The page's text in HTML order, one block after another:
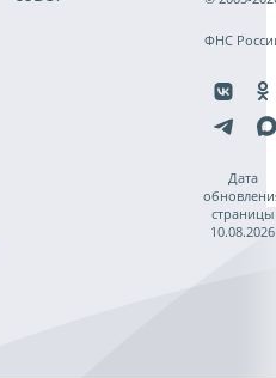
ФНС
Дата
страницы
10.08.2026